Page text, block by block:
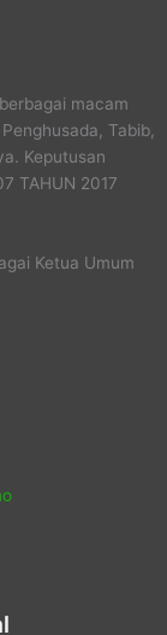
macam
Tabib,
Keputusan
TAHUN 2017
Ketua Umum